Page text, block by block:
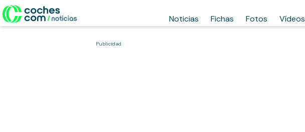
Noticias Fichas Fotos Vídeos
Publicidad